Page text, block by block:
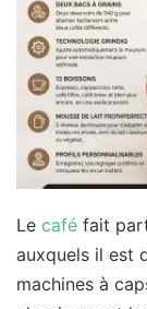
Le café fait
auxquels il est
machines à